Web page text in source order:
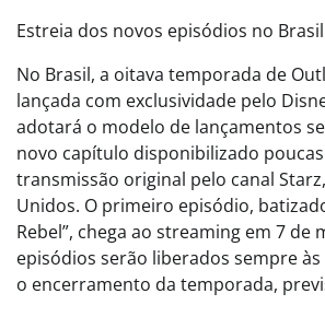
Estreia dos novos episódios no Brasil
No Brasil, a oitava temporada de
lançada com exclusividade pelo
adotará o modelo de lançamentos
novo capítulo disponibilizado
transmissão original pelo canal
Unidos. O primeiro episódio,
Rebel”, chega ao streaming em 7 de
episódios serão liberados sempre
o encerramento da temporada,